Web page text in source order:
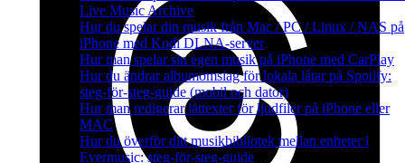
Live Music Archive
Hur du spelar din musik från Mac / PC / Linux / NAS på
iPhone med Kodi DLNA-server
Hur man spelar sin egen musik på iPhone med CarPlay
Hur du ändrar albumomslag för lokala låtar på Spotify:
steg-för-steg-guide (mobil och dator)
Hur man redigerar låttexter för ljudfiler på iPhone eller
MAC
Hur du överför ditt musikbibliotek mellan enheter i
Evermusic: steg-för-steg-guide